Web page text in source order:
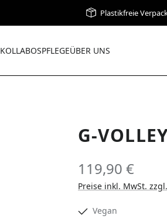
Plastikfreie
KOLLABOSPFLEGEÜBER UNS
G-
119,90 €
Preise inkl. MwSt.
Vegan